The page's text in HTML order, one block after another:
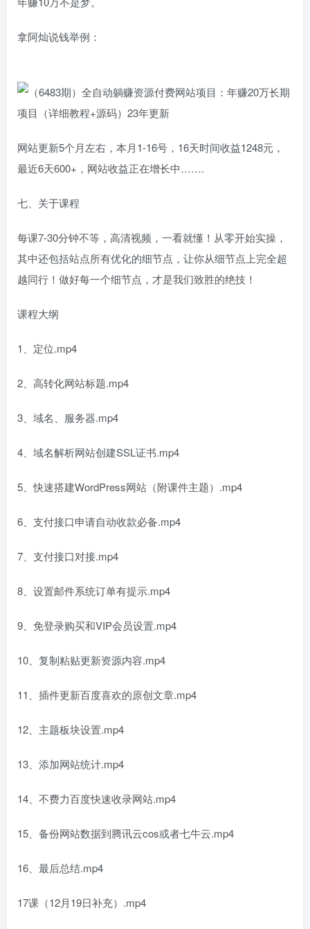
拿阿灿说钱举例：
网站更新5个月左右，本月1-16号，16天时间收益1248元，
最近6天600+，网站收益正在增长中…….
七、关于课程
每课7-30分钟不等，高清视频，一看就懂！从零开始实操，
其中还包括站点所有优化的细节点，让你从细节点上完全超
越同行！做好每一个细节点，才是我们致胜的绝技！
课程大纲
1、定位.mp4
2、高转化网站标题.mp4
3、域名、服务器.mp4
4、域名解析网站创建SSL证书.mp4
5、快速搭建WordPress网站（附课件主题）.mp4
6、支付接口申请自动收款必备.mp4
7、支付接口对接.mp4
8、设置邮件系统订单有提示.mp4
9、免登录购买和VIP会员设置.mp4
10、复制粘贴更新资源内容.mp4
11、插件更新百度喜欢的原创文章.mp4
12、主题板块设置.mp4
13、添加网站统计.mp4
14、不费力百度快速收录网站.mp4
15、备份网站数据到腾讯云cos或者七牛云.mp4
16、最后总结.mp4
17课（12月19日补充）.mp4